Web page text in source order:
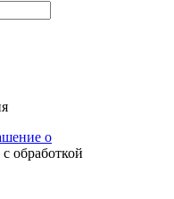
о
обработкой